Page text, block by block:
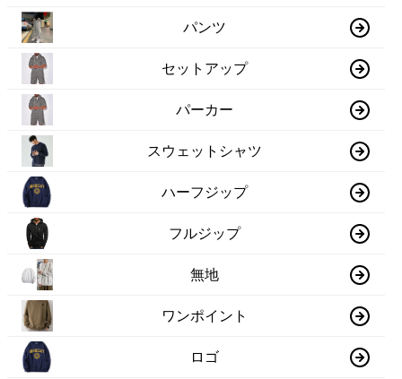
パンツ
セットアップ
パーカー
スウェットシャツ
ハーフジップ
フルジップ
無地
ワンポイント
ロゴ